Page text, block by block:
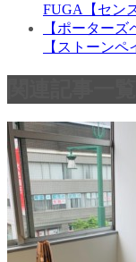
FUGA【セン
【ポーター
【ストーンペ